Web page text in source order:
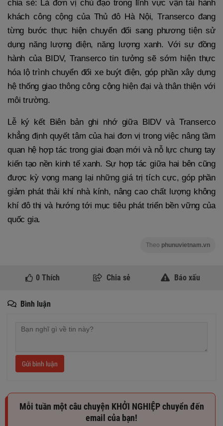
chia sẻ: Là đơn vị chủ đạo trong lĩnh vực vận tải hành
khách công cộng của Thủ đô Hà Nội, Transerco đang
từng bước thực hiện chuyển đổi sang phương tiện sử
dụng năng lượng điện, năng lượng xanh. Với sự đồng
hành của BIDV, Transerco tin tưởng sẽ sớm hiện thực
hóa lộ trình chuyển đổi xe buýt điện, góp phần xây dựng
hệ thống giao thông công cộng hiện đại và thân thiện với
môi trường.
Lễ ký kết Biên bản ghi nhớ giữa BIDV và Transerco
khẳng định quyết tâm của hai đơn vị trong việc nâng tầm
quan hệ hợp tác trong giai đoạn mới và nỗ lực chung tay
kiến tạo nền kinh tế xanh. Sự hợp tác giữa hai bên cũng
được kỳ vọng mang lại những giá trị tích cực, góp phần
giảm phát thải khí nhà kính, nâng cao chất lượng không
khí đô thị và hướng tới mục tiêu phát triển bền vững của
quốc gia.
Theo phunuvietnam.vn
0Thích Chia sẻ Báo xấu
Bình luận
Gửi bình luận
Mỗi tuần một câu chuyện KHỞI NGHIỆP chuyển đến
email của bạn!